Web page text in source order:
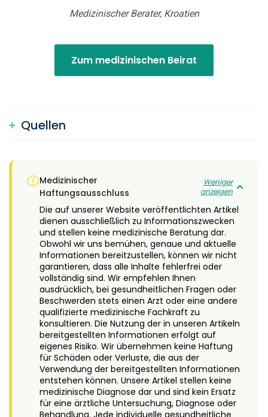
Medizinischer Berater, Kroatien
Zum medizinischen Beirat
Quellen
Medizinischer
Haftungsausschluss
Weniger
anzeigen
Die auf unserer Website veröffentlichten Artikel
dienen ausschließlich zu Informationszwecken
und stellen keine medizinische Beratung dar.
Obwohl wir uns bemühen, genaue und aktuelle
Informationen bereitzustellen, können wir nicht
garantieren, dass alle Inhalte fehlerfrei oder
vollständig sind. Wir empfehlen Ihnen
ausdrücklich, bei gesundheitlichen Fragen oder
Beschwerden stets einen Arzt oder eine andere
qualifizierte medizinische Fachkraft zu
konsultieren. Die Nutzung der in unseren Artikeln
bereitgestellten Informationen erfolgt auf
eigenes Risiko. Wir übernehmen keine Haftung
für Schäden oder Verluste, die aus der
Verwendung der bereitgestellten Informationen
entstehen können. Unsere Artikel stellen keine
medizinische Diagnose dar und sind kein Ersatz
für eine ärztliche Untersuchung, Diagnose oder
Behandlung. Jede individuelle gesundheitliche